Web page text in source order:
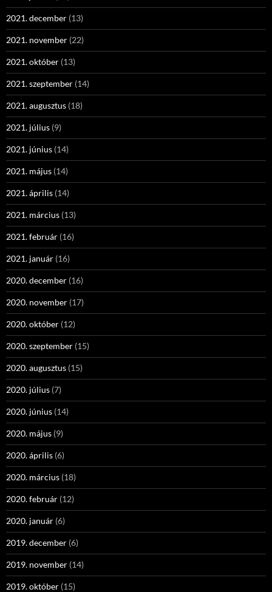
2021. december (13)
2021. november (22)
2021. október (13)
2021. szeptember (14)
2021. augusztus (18)
2021. július (9)
2021. június (14)
2021. május (14)
2021. április (14)
2021. március (13)
2021. február (16)
2021. január (16)
2020. december (16)
2020. november (17)
2020. október (12)
2020. szeptember (15)
2020. augusztus (15)
2020. július (7)
2020. június (14)
2020. május (9)
2020. április (6)
2020. március (18)
2020. február (12)
2020. január (6)
2019. december (6)
2019. november (14)
2019. október (15)